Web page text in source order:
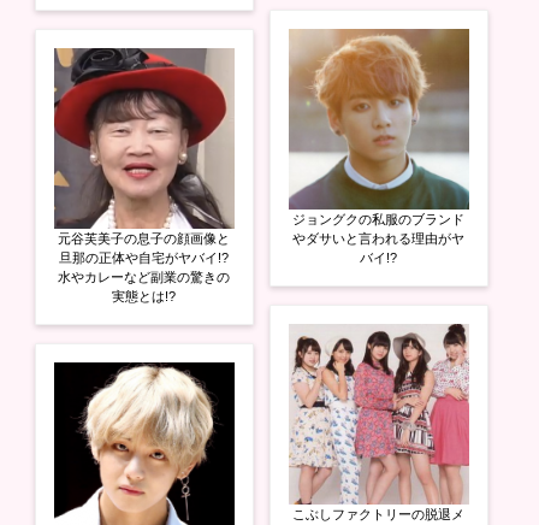
元谷芙美子の息子の顔画像と
旦那の正体や自宅がヤバイ!?
水やカレーなど副業の驚きの
実態とは!?
ジョングクの私服のブランド
やダサいと言われる理由がヤ
バイ!?
こぶしファクトリーの脱退メ